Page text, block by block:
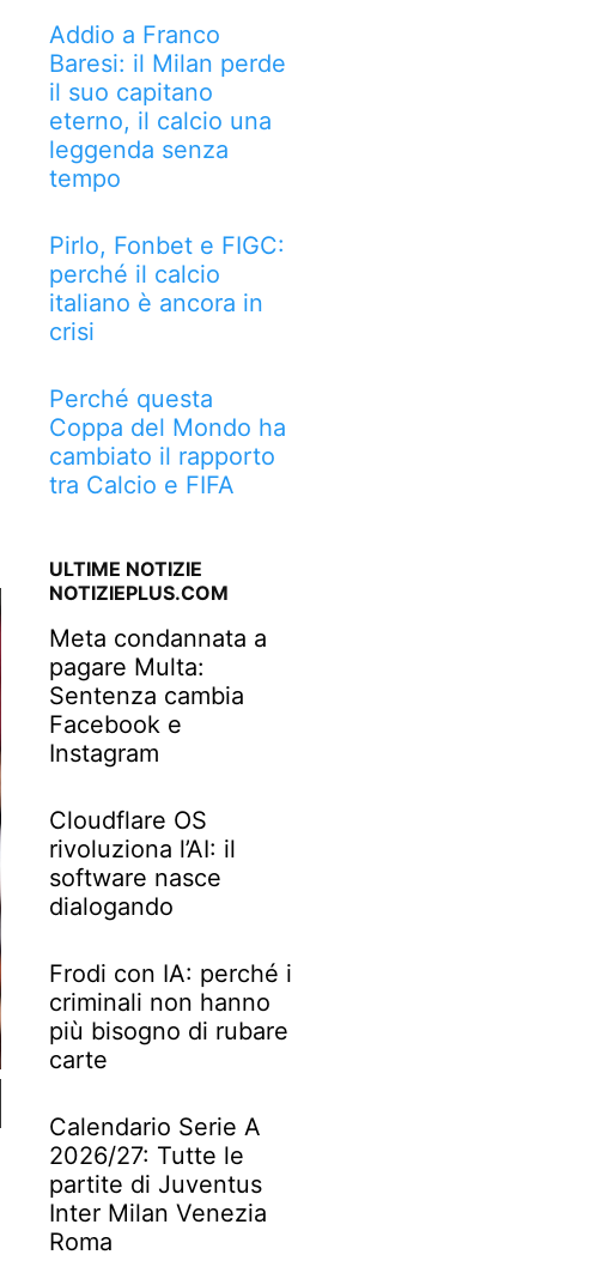
Addio a Franco
Baresi: il Milan perde
il suo capitano
eterno, il calcio una
leggenda senza
tempo
Pirlo, Fonbet e FIGC:
perché il calcio
italiano è ancora in
crisi
Perché questa
Coppa del Mondo ha
cambiato il rapporto
tra Calcio e FIFA
ULTIME NOTIZIE
NOTIZIEPLUS.COM
Meta condannata a
pagare Multa:
Sentenza cambia
Facebook e
Instagram
Cloudflare OS
rivoluziona l’AI: il
software nasce
dialogando
Frodi con IA: perché i
criminali non hanno
più bisogno di rubare
carte
Calendario Serie A
2026/27: Tutte le
partite di Juventus
Inter Milan Venezia
Roma